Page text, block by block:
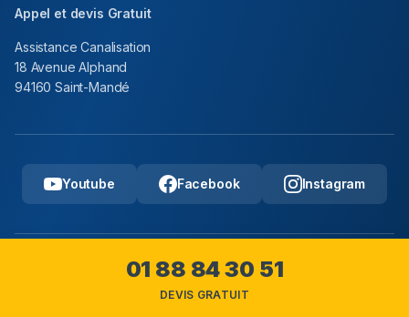
Appel et devis Gratuit
Assistance Canalisation
18 Avenue Alphand
94160 Saint-Mandé
Youtube Facebook Instagram
Copyright © 2025 Assistance Canalisation, Tous droits
01 88 84 30 51
DEVIS GRATUIT